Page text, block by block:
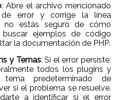
: Abre el archivo mencionado
error y corrige la línea
no estás seguro de cómo
buscar ejemplos de código
la documentación de PHP.
y Temas: Si el error persiste,
todos los plugins y
predeterminado de
si el problema se resuelve.
a identificar si el error